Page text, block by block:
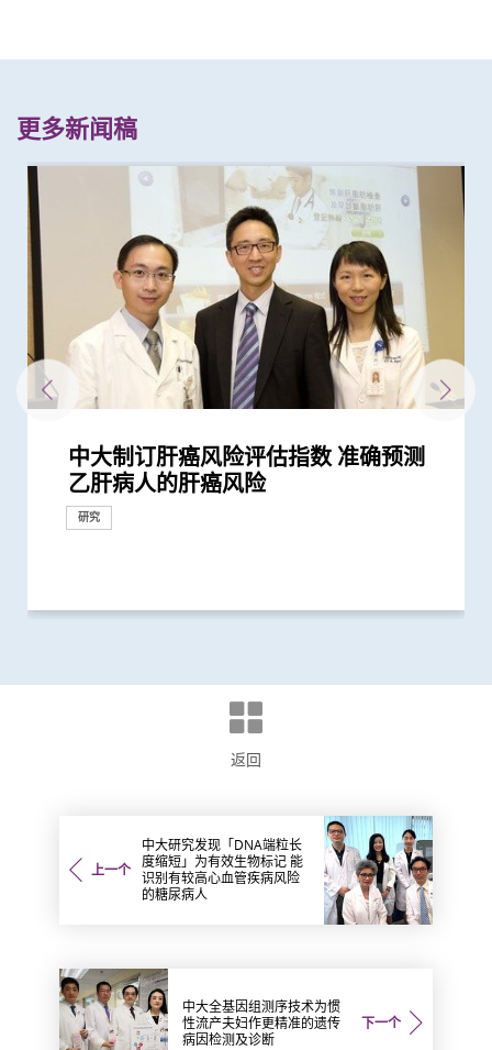
更多新闻稿
中大制订肝癌风险评估指数 准确预测
乙肝病人的肝癌风险
研究
中大研究证实新冠口服药有效降低院舍
长者五成入院风险及防止病情恶化
研究
中大研究发现乙肝康复者的严重肝病并
发症风险会随时间下降 唯仍须注意患
肝癌风险 建议接受长期肝癌监测
中大研究揭乙肝康复者仍存罹患肝癌风
险
研究
中大研究揭示脂肪肝问题不是肥胖人士
独有
研究
中大研究揭示乙肝药「富马酸替诺福
韦」增长者骨折风险
研究
中大研究发现每5名糖尿病患者中 1人
因脂肪肝引致严重肝纤维化或肝硬化
研究
中大发现调整生活方式的介入治疗方案
可减轻近七成爱滋病病毒感染者的代谢
性脂肪肝病情
新冠疫苗复必泰及科兴引发之「T细胞
反应」可有效预防不同新冠病毒变异株
引起的严重疾病
港大及中大医学院联合研究发现已接种
疫苗人士 在感染新型冠状病毒变异株
Omicron后能对不同的新冠病毒变异...
中大研究发现肠道微生态失衡与「长新
冠」息息相关
研究
中大发现新冠患者的肠道内缺乏可调节
免疫力的益菌 八成新冠患者出现「长
新冠」症状 肠道微生态失衡成关键
四成港人肠道微生态失衡情况与新冠患
者类似 中大研发「微生态免疫力配
方」证有效促进新冠患者康复 有望提...
中大研究证实低剂量三环抗抑郁药有助
改善难治性胃功能失调
研究
中大研究发现非酒精性脂肪肝诱发肝癌
的关键致癌基因
研究
中大最新研究揭示本港每年逾十万非酒
精性脂肪肝新症
研究
逾四分一成年港人患有脂肪肝 情况不
容忽视 中大首推无创肝脂肪检查 助患
者及早诊断
抗病毒治疗能预防肝癌复发 中大代表
香港拟定亚太区慢性乙肝治疗指引
研究
中大发现乙肝表面抗原定量 能助乙肝
患者有效预测合适的停药时间
研究
「赛马会年轻糖尿支援计划」为逾900
糖尿病年青患者提供连续血糖监测仪
数据显示有效管控血糖 大幅降低严...
与牛津大学十年研究合作 中大开发首
个华人糖尿预后预测模型
研究
中大医学院长达近20年追踪研究 揭示
妊娠糖尿及怀孕期血糖上升对孕妇及子
女的长期健康风险
中大与内地学者领导全球首个由中国学
者主理的《柳叶刀》癌症委员会报告
预计2050年肝癌患者翻倍 六成肝癌...
中大研究发现2型糖尿病对香港生产力
及经济造成重大损失 年轻群组影响尤
为严重
中大银屑病关节炎研究重要突破 成功
修复受损关节骨头 亦可保护关节结构
预防变形恶化
中大医学院研究显示口服抗病毒药物
「帕克斯洛维德」可将免疫力弱患者的
新冠后死亡风险降低42% 并揭示其与...
中大利用肠道微生物辨别慢性肠道疾病
研究
中大威院成功以单一导管同时修补二尖
瓣及三尖瓣 治疗严重心瓣倒流新突破
研究
中大研究显示口服抗病毒药物「帕克斯
洛维德」可降低新冠住院患者急症期后
死亡和出现后遗症的风险
中大利用大数据成功开发机器学习模型
精准预测老年糖尿病患者未来一年罹患
严重低血糖的风险
中大分析文字报告发现新冠症状会随病
毒变异及疫苗接种情况改变 并证实人
工智能大型语言模型有助传染病研究
中大医学院发现良性前列腺增生患者感
染新冠病毒后 泌尿系统出现并发症风
险可高达五倍
中大研究估算在本港新冠Omicron病
毒流行期间 半数感染个案未被发现
研究
中大医学院研发的SIM01微生态配方有
效纾缓新冠后遗症 研究结果刚发表於
国际权威医学期刊 《刺针传染病学》
中大医学院发现可预测新冠疫苗长期药
效的肠道微生物和代谢物标记
研究
中大研究显示类风湿关节炎患者日服5
毫克皮质类固醇 出现心血管疾病的风
险增一倍
中大研究发现香港儿童近视率创新高
新冠疫情后六岁儿童患近视人数倍增
低浓度阿托品眼药水结合红光疗法研...
中大威院研究证实新冠抗病毒药适用於
严重肾病患者
研究
研究揭示在怀孕期间感染2019冠状病毒
病 如何对胎盘造成不良影响
研究
中大发现新基因标记可预测糖尿病人患
冠心病风险 凸显糖尿病精准治疗的潜
力
中大医学院大型临床研究证实口服微胶
囊活菌配方SIM01有效纾缓新冠后遗症
研究
中大研究显示新冠风土化期间市民愿意
继续戴口罩及用酒精消毒液洁手 但接
种新冠疫苗加强剂意愿偏低
中大医学院进行亚洲最大型长新冠研究
推算生殖系统徵状如性功能障碍困扰逾
40万港人
中大新技术有效评估艾滋病病毒感染者
的心脏病风险
研究
中大发现年轻糖尿病前期患者患糖尿病
的终生风险高达90% 心血管疾病风险增
近70%
港大及中大医学院联合研究证实 吸烟
及肥胖令患上重症新冠肺炎的风险增加
65%至81%
中大研究显示持续服用RASi类药物可以
降低 2型糖尿病晚期肾病患者出现心肾
并发症的风险
大型临床研究证中大肠道微生态配方
(SIM01) 能减新冠及其他细菌和病毒感
染风险
中大研究建议本港安老院舍应维持现有
防疫措施
研究
中大港大研究发现新冠口服药可降低住
院患者死亡风险近八成 并可显著减低
门诊患者入院率近九成
中大全球首证血糖波动不稳的肥胖型糖
尿病患者有较高患癌风险 并证实接受
一类常用降血压药物的糖尿病患者患...
中大成功开发实时生物信息平台评估新
冠疫苗效用 针对变异病毒 准确度达
95%
中大医学院获医管局支持开展香港首个
大型长新冠研究 协助政府策划更全面
的长新冠医疗服务
本港儿童疫情期间生活习惯全线失守
疫下儿童超重和肥胖比率增近两倍 疫
后抗拒「重回正轨」
中大研究发现接种疫苗加强剂有效提高
母乳中新冠病毒抗体 保护年幼婴儿
研究
中大研究显示第三剂疫苗是高危群组抵
抗新冠病毒感染的关键
研究
中大临床研究中心与中大医院合作 进
行香港首个专为新冠肺炎研发的口服药
物临床研究
中大医学院全球首证有「长新冠型肠道
微生态」利用肠道微生态可准确预测、
诊断及治疗「长新冠」
中大医学院领导国际研究显示 成人1 型
糖尿病的新症发病率较传统预期高
研究
中大医学院研究显示新冠康复者有较高
风险出现干眼症
研究
中大医学院联同九龙城民政事务处举办
社区学童疫苗接种计划 目标为2,000名
市民接种新冠疫苗
港大及中大医学院联合研究发现 吸烟
增加患上新冠肺炎的风险
研究
中大港大干细胞研究揭示新冠病毒诱发
血管炎症新机制
研究
一月七日起重启部分严谨社交距离措施
后的香港疫情估算
研究
港大及中大医学院联合研究发现 第三
剂复必泰疫苗能提供足够抗体 抵抗新
型冠状病毒变异株Omicron
港大及中大医学院联合研究发现 新型
冠状病毒变异株 Omicron 可大幅减低
复必泰疫苗的病毒中和能力
中大港大联合研究发现「青春双歧杆
菌」可加强新冠疫苗成效
研究
中大研究揭示新冠肺炎患者急性肾损伤
的新机制和治疗方法
研究
中大研究显示订立标准的实验设置有助
确保新冠病毒核酸检测表现
研究
中大发现新冠疫情期间本港学童近视发
病率为疫情前2.5倍 研究指减少户外活
动时间及增加使用电子产品为主因
中大医学院调查发现 仅4分之1未接种
新冠疫苗人士有意於未来半年接种 必
须尽快增加接种诱因
中大医学院推算全港约有二万名未被发
现新冠感染者 研究证实本港所有疫苗
接种者均产生中和抗体 呼吁透过接种...
中大与港大医学院带领国际科研团队发
现丙肝药物可治新冠肺炎
研究
中大研究显示新冠病毒抗体可经母体传
至胎儿
研究
中大医学院研究指幼儿成为新冠病毒
「隐形传播者」的风险不容忽视 病毒
载量及带活性病毒的比例偏高 持续带...
中大医学院研究指出优化肠道微生态有
望提升新冠疫苗安全及成效
研究
中大医学院与海外外科专家联合建议
新冠患者将手术延后七星期以减低死亡
风险
中大医学院调查发现政府在推动新冠疫
苗接种上扮演最重要角色
研究
中大证实以鼻纸条采集鼻液样本检测新
冠肺炎安全、简易及准确度高 适用於
不同年龄层 提倡广泛使用以达更佳疫...
中大研究显示社区接触环境对新冠肺炎
传播起关键作用 娱乐场所是传播次数
最多的主要接触环境
中大医学院联同全球糖尿病知名专家合
作四年 为《刺针》制定糖尿病多元综
合策略
中大研究显示糖尿病死亡率及并发症发
生率正下降 唯年轻糖尿病患者情况未
见改善
中大证新冠婴孩患者粪便带病毒 可成
隐形传播者 成立新冠病毒检测中心 致
力为婴幼儿作粪便检测
本港新冠肺炎死亡个案绝大部分为60岁
或以上 中大率领国际专家共同制定策
略 照顾长者及认知障碍症患者
中大发现糖尿病或为感染新冠肺炎高危
因素 研究有助了解病毒致病潜在机制
研究
中大医学院领导的调查显示 全球泌尿
科服务因新冠病毒大流行而被严重推迟
研究
中大全球首证新冠患者肠道微生态现失
衡状况 成功研发益生菌配方平衡肠道
微生态 有望增强免疫力
中大招募三千港人 侦查隐性新冠感染
拆解防疫关键
研究
中大医学院为机场抵港人士提供免费粪
便检测服务 首阶段以儿童及婴孩为目
标 助揪出感染新型冠状病毒「隐形个...
中大发现新型冠状病毒于呼吸道清除后
仍存留于粪便 计划为检疫中心隔离人
士化验粪便 及早揪出「隐形个案」减...
中大医学院公布「2019新型冠状病毒社
区研究」结果
研究
中大医学院与阿斯利康首度合作糖尿病
肾病研究 制订全球应对糖尿病肾病新
策略
患有多囊卵巢综合症华人女性的糖尿病
风险是非患病人士的4倍
研究
多元化预防衰老活动有助减低衰老状况
逾8成「前期衰老」长者逆转为「非衰
老」
中大为5,000港人免费验脑 开展人口
基础研究追踪本港脑健康状况
研究
中大发现严重睡眠窒息症未经治疗患者
手术后较易出现心血管问题 吁手术前
进行睡眠窒息症评估以减风险
中大成立「张金菱治疗柏金逊综合症研
究中心」 跨学科研崭新方法 减慢柏金
逊病程
中大全球首个「快速眼动睡眠行为障
碍」家庭研究 揭柏金逊病家族遗传倾
向高达6倍 追踪初期症状如便秘 可提...
中大研究发现每6位糖尿病患者有1位出
现肾功能急剧下降
研究
中大研究警示怀孕妇女注意体重增幅
研究
中大研究证实银屑病关节炎患者炎症综
合指数持续达标 能降低罹患心血管疾
病风险
中大研究揭示全球大肠癌发病率有年轻
化趋势
研究
中大为本港老化人口制订标准化认知测
试 及早辨识认知障碍症患者
临床服务
中大研究发现维持体内铁质水平之关键
物质 如缺乏可致过量铁质积聚 损害主
要器官
中大公布世界首个全球「炎症性肠病」
於本世纪发病率及流行率系统性回顾研
究 发现本港发病率於过去30年急升...
中大开展全球首个以「视网膜影像」筛
查华人阿兹海默症研究
研究
中大研究发现心房颤动引致中风个案15
年间上升3倍 宜及早服用抗凝血药预防
中风
中大研究证实家居诊治睡眠窒息症成效
满意 可处理半数公立医院成人个案 大
幅缩减八成轮候时间
中大公布全球首个幽门螺旋菌流行病学
大型分析 揭全球44亿人感染 亚洲包括
香港逾半人口为带菌者
中大建议所有孕妇作口服葡萄糖耐量测
试 全港两成孕妇患妊娠糖尿 研究发现
其子女糖尿病风险为同龄儿童3倍
中大伙澳洲专家研究东半球炎症性肠病
获近年最大研究资助金额 势揭肠道微
生物群之谜
中大教授成为全球首位华人获颁「世界
中风组织主席中风贡献奖」 全球首创
「脉磁激法」助中风患者复修脑部功...
中大成立周佩芳认知障碍预防研究中心
设立一站式简易网站提供认知障碍症资
讯
中大全球首项研究确认新大肠癌高风险
群组
研究
中大成立全球首个华人「早发性认知障
碍症」研究登记册
研究
中大港大率先应用3D打印技术于复杂
心脏手术
研究
中大与全球30多国专家合作研究 发现
小中风新药物疗法
研究
中大与多国中风专家领导一项全球研究
发现及早评估与治疗「小中风」可降低
七成中风风险
中大就七种常见呼吸道病毒进行全港首
个流行病学分析 发现「呼吸道合胞病
毒」及「甲型流感」为两大致命病毒
中大公布亚洲首项针对肥胖「睡眠窒息
症」患者生活模式研究 证实个人化辅
导疗程有效减轻病情
中大筛查发现每三名社区长者就有一人
患脑小血管病 藉世界中风日呼吁及早
预防
中大研究「肠道微生物移植」治疗难辨
梭菌感染 治愈率为传统抗生素治疗的3
倍
中大率先引入「高频信号检测」技术以
确定脑部手术范围 有效提升复杂性脑
痫症手术成效约三成
中大医学院许树昌教授于《刺针》发表
评论新沙士文章 强调医院感染控制措
施对控制疫情极为重要
中大倡议新药物治疗标准逆转脑血管硬
化
研究
中大发现本港孕妇乙肝带菌率维持偏高
与25年前未引入初生婴儿全面疫苗计划
时相若
中大研究指朋侪关顾 可减少受情绪困
扰之糖尿患者住院百分比
研究
中大与养和医院携手研究 发现抑郁症
患者出现睡眠行为障碍或是脑退化先兆
研究
中大提倡结合房颤筛查及药物教育 助
长者减低中风风险
临床服务
社区衰老状况筛查 发现65岁或以上的
社区人口中 过半已踏入前期衰老
研究
中大发现糖尿患者患抑郁症风险为一般
人的两倍 倡以一分钟问卷及早评估糖
尿患者的精神健康状况
头颈放射治疗增中风风险 中大证实
「颈动脉支架成型术」成效显著
研究
中大调查指丙型肝炎隐性高 近九成患
者不自觉 传统治疗过程虽艰巨 吁患者
勿放弃
中大设计生活模式辅导计划 六成脂肪
肝患者不药而愈
健康推广计划
中大与理大携手在威院推行24小时远程
中风溶栓治疗服务
临床服务
中大公布香港慢性肾病透析患者就业研
究并提倡中末期患者接受透析前的早期
教育计划
中大公布小中风的最新药物治疗方法
研究
香港和澳门的炎症性肠病新增个案高踞
亚太区首三位 中大成立资料库助市民
增加认知
中大评估及治疗逾300名因吸食氯胺酮
而患有排尿功能障碍青年 最新研究证
实综合消炎治疗能显著改善病情
中大四科研项目荣获国家教育部高等学
校科学研究优秀成果奖 为本港院校之
冠
中文大学与上海交通大学成功发现预测
中国人糖尿病的基因标记
研究
中大率先采用三维心脏超声波以识别高
风险二尖瓣脱垂患者
研究
中大建议以舒缓性手法护理末期脑退化
症患者的吞咽困难
研究
中大与法大学合作研究 成功为肥胖人
士进行无创肝纤维化检查
研究
中大研究发现摄取过量盐份会导致高血
压及增加中风机会
研究
中大展开全港睡眠健康教育及改善计划
建立健康睡眠及健康校园生活
健康推广计划
中大及港大研究团队携手成功发现脑痫
新基因标记
研究
中大进行全民肝脏健康普查 推算百万
港人患脂肪肝
研究
中大率亚洲肾科专家倡议慢性肾病早期
诊断计划
研究
中大发现脂肪肝患者患大肠瘜肉机会较
高
研究
中大证实为颈血管狭窄进行支架成型治
疗及 为心脏衰竭患者植入心脏肌肉收
缩调节器成效显着
中大三名学者获颁本年度裘槎基金会优
秀科研者奖
奖项及荣誉
中大公布本港严重人类猪型流感的最新
情况
研究
返回
上一个
中大研究发现「DNA端粒长
度缩短」为有效生物标记 能
识别有较高心血管疾病风险
的糖尿病人
下一个
中大全基因组测序技术为惯
性流产夫妇作更精准的遗传
病因检测及诊断